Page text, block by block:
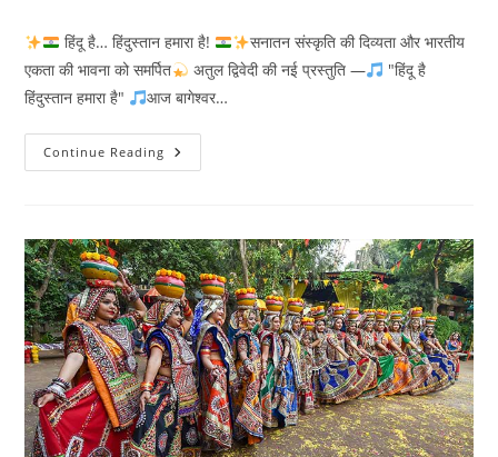
हिंदू है… हिंदुस्तान हमारा है!
सनातन संस्कृति की दिव्यता और भारतीय
एकता की भावना को समर्पित
अतुल द्विवेदी की नई प्रस्तुति —
"हिंदू है
हिंदुस्तान हमारा है"
आज बागेश्वर…
Continue Reading बागेश्वर
धाम
से
हुआ
गीत
का
भव्य
लोकार्पण-
हिन्दू
हैं
हिंदुस्तान
हमारा
है